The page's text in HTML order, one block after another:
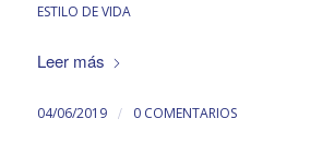
ESTILO DE VIDA
Leer más
04/06/2019 / 0 COMENTARIOS